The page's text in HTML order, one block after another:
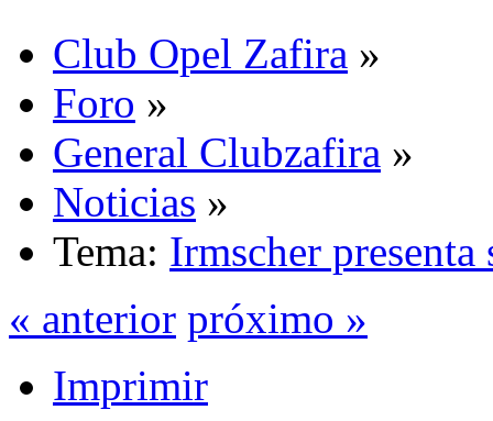
Club Opel Zafira »
Foro »
General Clubzafira »
Noticias »
Tema: Irmscher
« anterior próximo »
Imprimir